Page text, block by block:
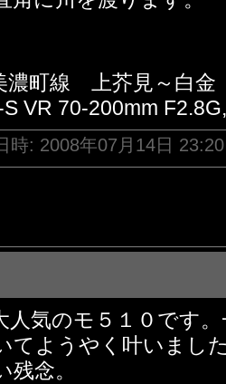
町線 上芥見～白金
VR 70-200mm
時: 2008年07月14日
人気のモ５１０です
てようやく叶いまし
念。